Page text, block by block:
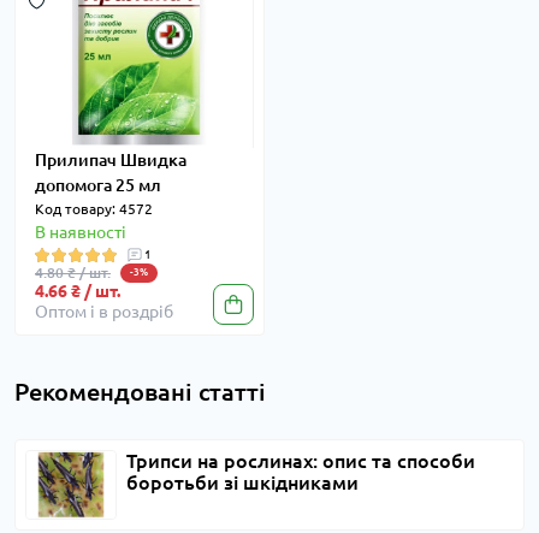
Прилипач Швидка
допомога 25 мл
Код товару: 4572
В наявності
1
4.80 ₴ / шт. -3%
4.66 ₴ / шт.
Оптом і в роздріб
Рекомендовані статті
Трипси на рослинах: опис та способи
боротьби зі шкідниками